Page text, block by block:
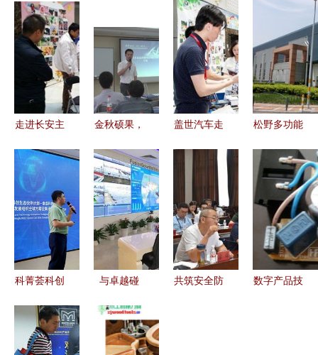
走进长安主
展示交流会
圆满落幕，
共话汽车产
业新未来
金秋硕果，
——记金品
2010年金
秋新品介绍
与技术交流
盖世汽车走
技术交流会
之长安汽车
圆满收官
技术交流点
亮未来出行
松野多功能
进ABB集
团，共促智
能电气技术
新篇章
科菁荟科创
划食品科技
交流会暨
与卓越碰
为伍 万城
万充赴华为
共筑安全防
数字产品技